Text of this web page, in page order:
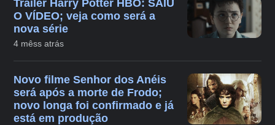
Trailer Harry Potter HBO: SAIU
O VÍDEO; veja como será a
nova série
4 mêss atrás
Novo filme Senhor dos Anéis
será após a morte de Frodo;
novo longa foi confirmado e já
está em produção